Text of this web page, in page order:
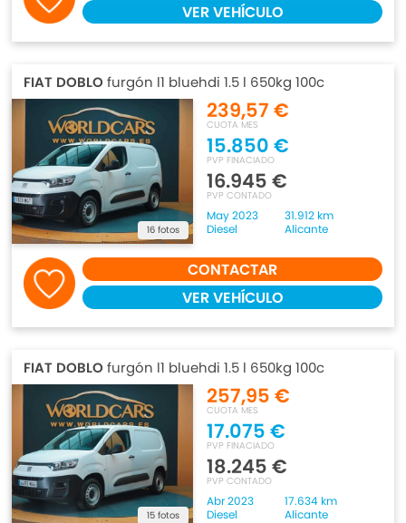
VER VEHÍCULO
FIAT DOBLOfurgón l1 bluehdi 1.5 l 650kg 100c
16 fotos
239,57 €
CUOTA MES
15.850 €
PVP FINACIADO
16.945 €
PVP CONTADO
May 2023
31.912 km
Diesel
Alicante
CONTACTAR
VER VEHÍCULO
FIAT DOBLOfurgón l1 bluehdi 1.5 l 650kg 100c
15 fotos
257,95 €
CUOTA MES
17.075 €
PVP FINACIADO
18.245 €
PVP CONTADO
Abr 2023
17.634 km
Diesel
Alicante